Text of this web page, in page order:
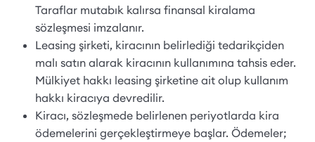
Taraflar mutabık kalırsa finansal kiralama
sözleşmesi imzalanır.
Leasing şirketi, kiracının belirlediği tedarikçiden
malı satın alarak kiracının kullanımına tahsis eder.
Mülkiyet hakkı leasing şirketine ait olup kullanım
hakkı kiracıya devredilir.
Kiracı, sözleşmede belirlenen periyotlarda kira
ödemelerini gerçekleştirmeye başlar. Ödemeler;